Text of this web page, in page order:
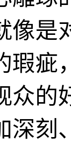
像是
瑕疵
众的
深刻